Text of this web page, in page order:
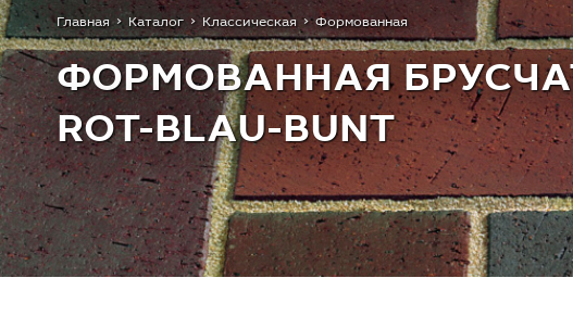
Главная Каталог Классическая Формованная
ФОРМОВАННАЯ
ROT-BLAU-BUNT